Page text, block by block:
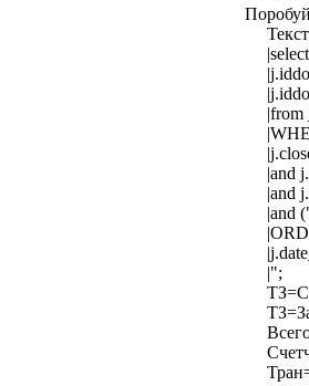
|select
|from
|and
|and
|and
|";